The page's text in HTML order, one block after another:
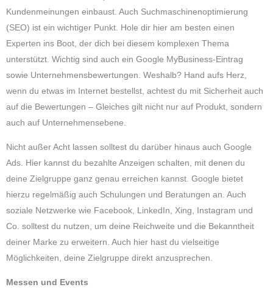
Kundenmeinungen einbaust. Auch Suchmaschinenoptimierung
(SEO) ist ein wichtiger Punkt. Hole dir hier am besten einen
Experten ins Boot, der dich bei diesem komplexen Thema
unterstützt. Wichtig sind auch ein Google MyBusiness-Eintrag
sowie Unternehmensbewertungen. Weshalb? Hand aufs Herz,
wenn du etwas im Internet bestellst, achtest du mit Sicherheit auch
auf die Bewertungen – Gleiches gilt nicht nur auf Produkt, sondern
auch auf Unternehmensebene.
Nicht außer Acht lassen solltest du darüber hinaus auch Google
Ads. Hier kannst du bezahlte Anzeigen schalten, mit denen du
deine Zielgruppe ganz genau erreichen kannst. Google bietet
hierzu regelmäßig auch Schulungen und Beratungen an. Auch
soziale Netzwerke wie Facebook, LinkedIn, Xing, Instagram und
Co. solltest du nutzen, um deine Reichweite und die Bekanntheit
deiner Marke zu erweitern. Auch hier hast du vielseitige
Möglichkeiten, deine Zielgruppe direkt anzusprechen.
Messen und Events